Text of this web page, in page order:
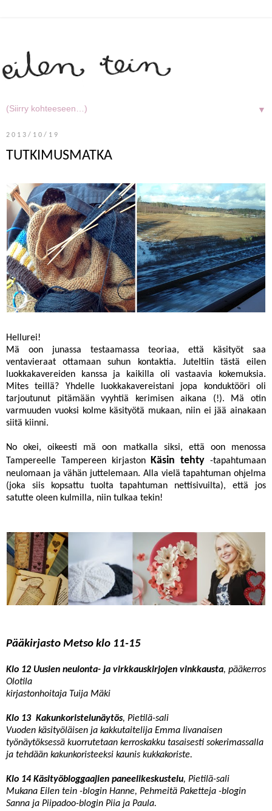
▼
2013/10/19
TUTKIMUSMATKA
Hellurei!
Mä oon junassa testaamassa teoriaa, että käsityöt saa
ventavieraat ottamaan suhun kontaktia. Juteltiin tästä eilen
luokkakavereiden kanssa ja kaikilla oli vastaavia kokemuksia.
Mites teillä? Yhdelle luokkakavereistani jopa konduktööri oli
tarjoutunut pitämään vyyhtiä kerimisen aikana (!). Mä otin
varmuuden vuoksi kolme käsityötä mukaan, niin ei jää ainakaan
siitä kiinni.
No okei, oikeesti mä oon matkalla siksi, että oon menossa
Tampereelle Tampereen kirjaston
Käsin tehty -tapahtumaan
neulomaan ja vähän juttelemaan. Alla vielä tapahtuman ohjelma
(joka siis kopsattu tuolta tapahtuman nettisivuilta), että jos
satutte oleen kulmilla, niin tulkaa tekin!
Pääkirjasto Metso klo 11-15
Klo 12 Uusien neulonta- ja virkkauskirjojen vinkkausta, pääkerros
Olotila
kirjastonhoitaja Tuija Mäki
Klo 13 Kakunkoristelunäytös, Pietilä-sali
Vuoden käsityöläisen ja kakkutaitelija Emma Iivanaisen
työnäytöksessä kuorrutetaan kerroskakku tasaisesti sokerimassalla
ja tehdään kakunkoristeeksi kaunis kukkakoriste.
Klo 14 Käsityöbloggaajien paneelikeskustelu, Pietilä-sali
Mukana Eilen tein -blogin Hanne, Pehmeitä Paketteja -blogin
Sanna ja Piipadoo-blogin Piia ja Paula.